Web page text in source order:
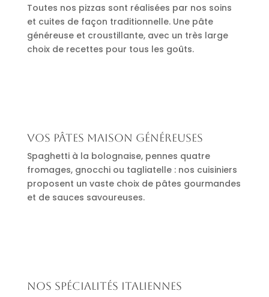
Toutes nos pizzas sont réalisées par nos soins
et cuites de façon traditionnelle. Une pâte
généreuse et croustillante, avec un très large
choix de recettes pour tous les goûts.
Vos pâtes maison généreuses
Spaghetti à la bolognaise, pennes quatre
fromages, gnocchi ou tagliatelle : nos cuisiniers
proposent un vaste choix de pâtes gourmandes
et de sauces savoureuses.
Nos spécialités italiennes